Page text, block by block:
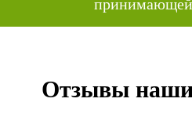
Отзывы